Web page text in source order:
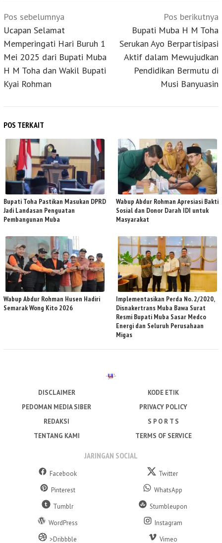
Navigasi
pos
Pos sebelumnya
Ucapan Selamat
Memperingati Hari Buruh 1
Mei 2025 dari Bupati Muba
H M Toha dan Wakil Bupati
Kyai Rohman
Pos berikutnya
Bupati Muba H M Toha
Serukan Ayo Berpartisipasi
Aktif dalam Mewujudkan
Pendidikan Bermutu di
Musi Banyuasin
POS TERKAIT
Bupati Toha Pastikan Masukan DPRD
Jadi Landasan Penguatan
Pembangunan Muba
Wabup Abdur Rohman Apresiasi Bakti
Sosial dan Donor Darah IDI untuk
Masyarakat
Wabup Abdur Rohman Husen Hadiri
Semarak Wong Kito 2026
Implementasikan Perda No. 2/2020,
Disnakertrans Muba Bawa Surat
Resmi Bupati Muba Sasar Medco
Energi dan Seluruh Perusahaan
Migas
DISCLAIMER
KODE ETIK
PEDOMAN MEDIA SIBER
PRIVACY POLICY
REDAKSI
S P O R T S
TENTANG KAMI
TERMS OF SERVICE
JARINGAN SOCIAL
Facebook
Twitter
Pinterest
WhatsApp
Tumblr
Stumbleupon
WordPress
Instagram
>Dribbble
Vimeo